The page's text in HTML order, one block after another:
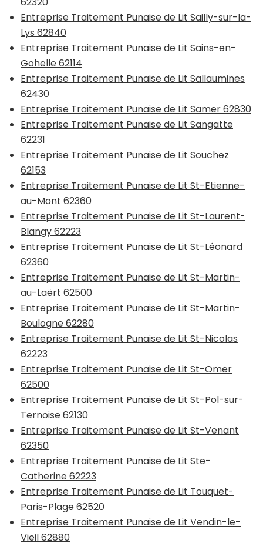
Entreprise Traitement Punaise de Lit Sailly-sur-la-
Lys 62840
Entreprise Traitement Punaise de Lit Sains-en-
Gohelle 62114
Entreprise Traitement Punaise de Lit Sallaumines
62430
Entreprise Traitement Punaise de Lit Samer 62830
Entreprise Traitement Punaise de Lit Sangatte
62231
Entreprise Traitement Punaise de Lit Souchez
62153
Entreprise Traitement Punaise de Lit St-Etienne-
au-Mont 62360
Entreprise Traitement Punaise de Lit St-Laurent-
Blangy 62223
Entreprise Traitement Punaise de Lit St-Léonard
62360
Entreprise Traitement Punaise de Lit St-Martin-
au-Laërt 62500
Entreprise Traitement Punaise de Lit St-Martin-
Boulogne 62280
Entreprise Traitement Punaise de Lit St-Nicolas
62223
Entreprise Traitement Punaise de Lit St-Omer
62500
Entreprise Traitement Punaise de Lit St-Pol-sur-
Ternoise 62130
Entreprise Traitement Punaise de Lit St-Venant
62350
Entreprise Traitement Punaise de Lit Ste-
Catherine 62223
Entreprise Traitement Punaise de Lit Touquet-
Paris-Plage 62520
Entreprise Traitement Punaise de Lit Vendin-le-
Vieil 62880